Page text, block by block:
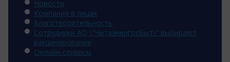
Новости
Компания в лицах
Благотворительность
Сотрудники АО \"Читаэнергосбыт\" выбирают
вакцинирование
Онлайн-сервисы